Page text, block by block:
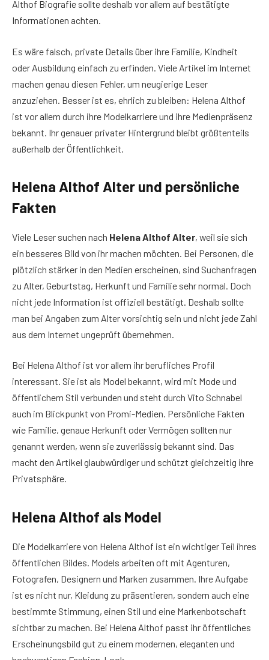
Althof Biografie sollte deshalb vor allem auf bestätigte
Informationen achten.
Es wäre falsch, private Details über ihre Familie, Kindheit
oder Ausbildung einfach zu erfinden. Viele Artikel im Internet
machen genau diesen Fehler, um neugierige Leser
anzuziehen. Besser ist es, ehrlich zu bleiben: Helena Althof
ist vor allem durch ihre Modelkarriere und ihre Medienpräsenz
bekannt. Ihr genauer privater Hintergrund bleibt größtenteils
außerhalb der Öffentlichkeit.
Helena Althof Alter und persönliche
Fakten
Viele Leser suchen nach Helena Althof Alter, weil sie sich
ein besseres Bild von ihr machen möchten. Bei Personen, die
plötzlich stärker in den Medien erscheinen, sind Suchanfragen
zu Alter, Geburtstag, Herkunft und Familie sehr normal. Doch
nicht jede Information ist offiziell bestätigt. Deshalb sollte
man bei Angaben zum Alter vorsichtig sein und nicht jede Zahl
aus dem Internet ungeprüft übernehmen.
Bei Helena Althof ist vor allem ihr berufliches Profil
interessant. Sie ist als Model bekannt, wird mit Mode und
öffentlichem Stil verbunden und steht durch Vito Schnabel
auch im Blickpunkt von Promi-Medien. Persönliche Fakten
wie Familie, genaue Herkunft oder Vermögen sollten nur
genannt werden, wenn sie zuverlässig bekannt sind. Das
macht den Artikel glaubwürdiger und schützt gleichzeitig ihre
Privatsphäre.
Helena Althof als Model
Die Modelkarriere von Helena Althof ist ein wichtiger Teil ihres
öffentlichen Bildes. Models arbeiten oft mit Agenturen,
Fotografen, Designern und Marken zusammen. Ihre Aufgabe
ist es nicht nur, Kleidung zu präsentieren, sondern auch eine
bestimmte Stimmung, einen Stil und eine Markenbotschaft
sichtbar zu machen. Bei Helena Althof passt ihr öffentliches
Erscheinungsbild gut zu einem modernen, eleganten und